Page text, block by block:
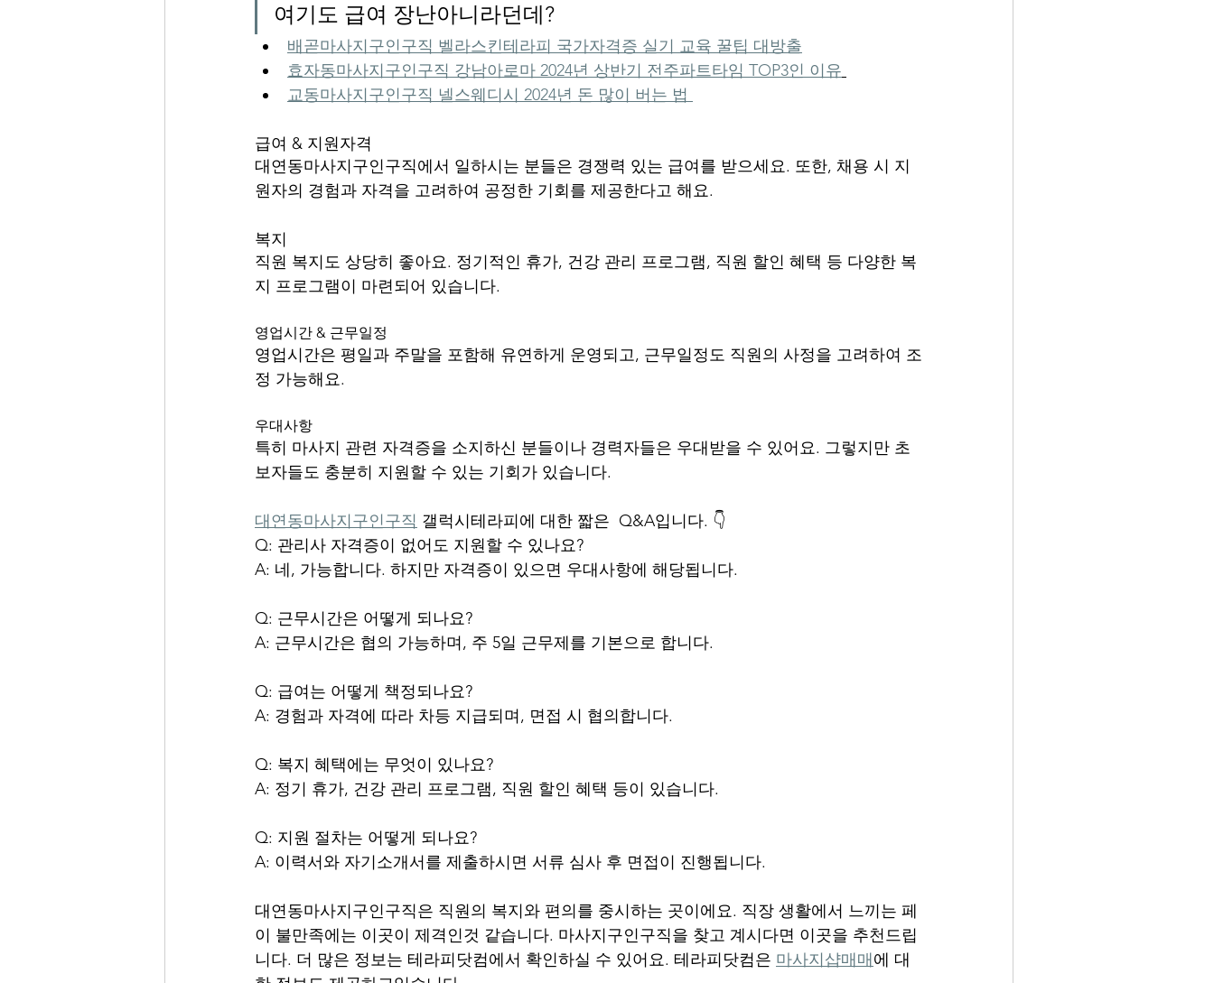
여기도 급여 장난아니라던데?
배곧마사지구인구직 벨라스킨테라피 국가자격증 실기 교육 꿀팁 대방출
효자동마사지구인구직 강남아로마 2024년 상반기 전주파트타임 TOP3인 이유
교동마사지구인구직 넬스웨디시 2024년 돈 많이 버는 법
급여 & 지원자격
대연동마사지구인구직에서 일하시는 분들은 경쟁력 있는 급여를 받으세요. 또한, 채용 시 지
원자의 경험과 자격을 고려하여 공정한 기회를 제공한다고 해요.
복지
직원 복지도 상당히 좋아요. 정기적인 휴가, 건강 관리 프로그램, 직원 할인 혜택 등 다양한 복
지 프로그램이 마련되어 있습니다.
영업시간 & 근무일정
영업시간은 평일과 주말을 포함해 유연하게 운영되고, 근무일정도 직원의 사정을 고려하여 조
정 가능해요.
우대사항
특히 마사지 관련 자격증을 소지하신 분들이나 경력자들은 우대받을 수 있어요. 그렇지만 초
보자들도 충분히 지원할 수 있는 기회가 있습니다.
대연동마사지구인구직 갤럭시테라피에 대한 짧은  Q&A입니다. 👇
Q: 관리사 자격증이 없어도 지원할 수 있나요?
A: 네, 가능합니다. 하지만 자격증이 있으면 우대사항에 해당됩니다.
Q: 근무시간은 어떻게 되나요?
A: 근무시간은 협의 가능하며, 주 5일 근무제를 기본으로 합니다.
Q: 급여는 어떻게 책정되나요?
A: 경험과 자격에 따라 차등 지급되며, 면접 시 협의합니다.
Q: 복지 혜택에는 무엇이 있나요?
A: 정기 휴가, 건강 관리 프로그램, 직원 할인 혜택 등이 있습니다.
Q: 지원 절차는 어떻게 되나요?
A: 이력서와 자기소개서를 제출하시면 서류 심사 후 면접이 진행됩니다.
대연동마사지구인구직은 직원의 복지와 편의를 중시하는 곳이에요. 직장 생활에서 느끼는 페
이 불만족에는 이곳이 제격인것 같습니다. 마사지구인구직을 찾고 계시다면 이곳을 추천드립
니다. 더 많은 정보는 테라피닷컴에서 확인하실 수 있어요. 테라피닷컴은 마사지샵매매에 대